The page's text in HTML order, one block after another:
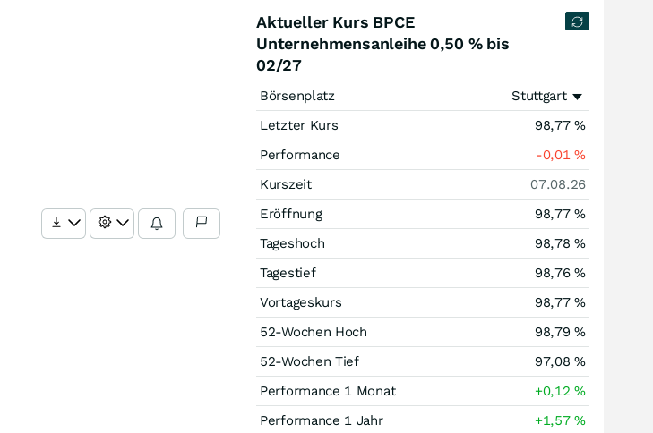
Aktueller Kurs BPCE
Unternehmensanleihe 0,50 % bis
02/27
Börsenplatz
Stuttgart
Letzter Kurs
98,77 %
Performance
-0,01%
Kurszeit
07.08.26
Eröffnung
98,77 %
Tageshoch
98,78 %
Tagestief
98,76 %
Vortageskurs
98,77%
52-Wochen Hoch
98,79%
52-Wochen Tief
97,08%
Performance 1 Monat
+0,12%
Performance 1 Jahr
+1,57%